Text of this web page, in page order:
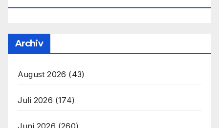
Archiv
August 2026 (43)
Juli 2026 (174)